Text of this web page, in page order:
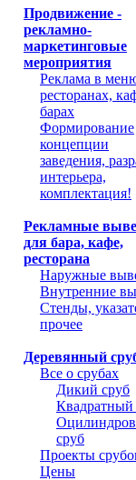
Продвижение -
рекламно-
маркетинговые
мероприятия
Реклама в
ресторанах,
барах
Формирование
концепции
заведения,
интерьера,
комплектация!
Рекламные
для бара, кафе,
ресторана
Наружные
Внутренние
Стенды,
прочее
Деревянный
Все о срубах
Дикий сруб
Квадратный
сруб
Проекты
Цены